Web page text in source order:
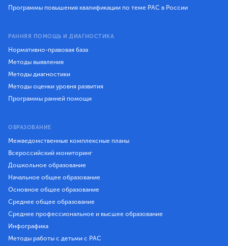
Программы повышения квалификации по теме РАС в России
РАННЯЯ ПОМОЩЬ И ДИАГНОСТИКА
Нормативно-правовая база
Методы выявления
Методы диагностики
Методы оценки уровня развития
Программы ранней помощи
ОБРАЗОВАНИЕ
Межведомственные комплексные планы
Всероссийский мониторинг
Дошкольное образование
Начальное общее образование
Основное общее образование
Среднее общее образование
Среднее профессиональное и высшее образование
Инфографика
Методы работы с детьми с РАС